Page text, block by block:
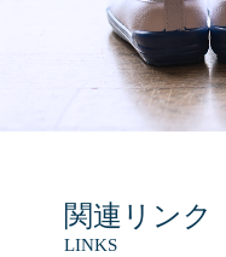
関連リンク
LINKS